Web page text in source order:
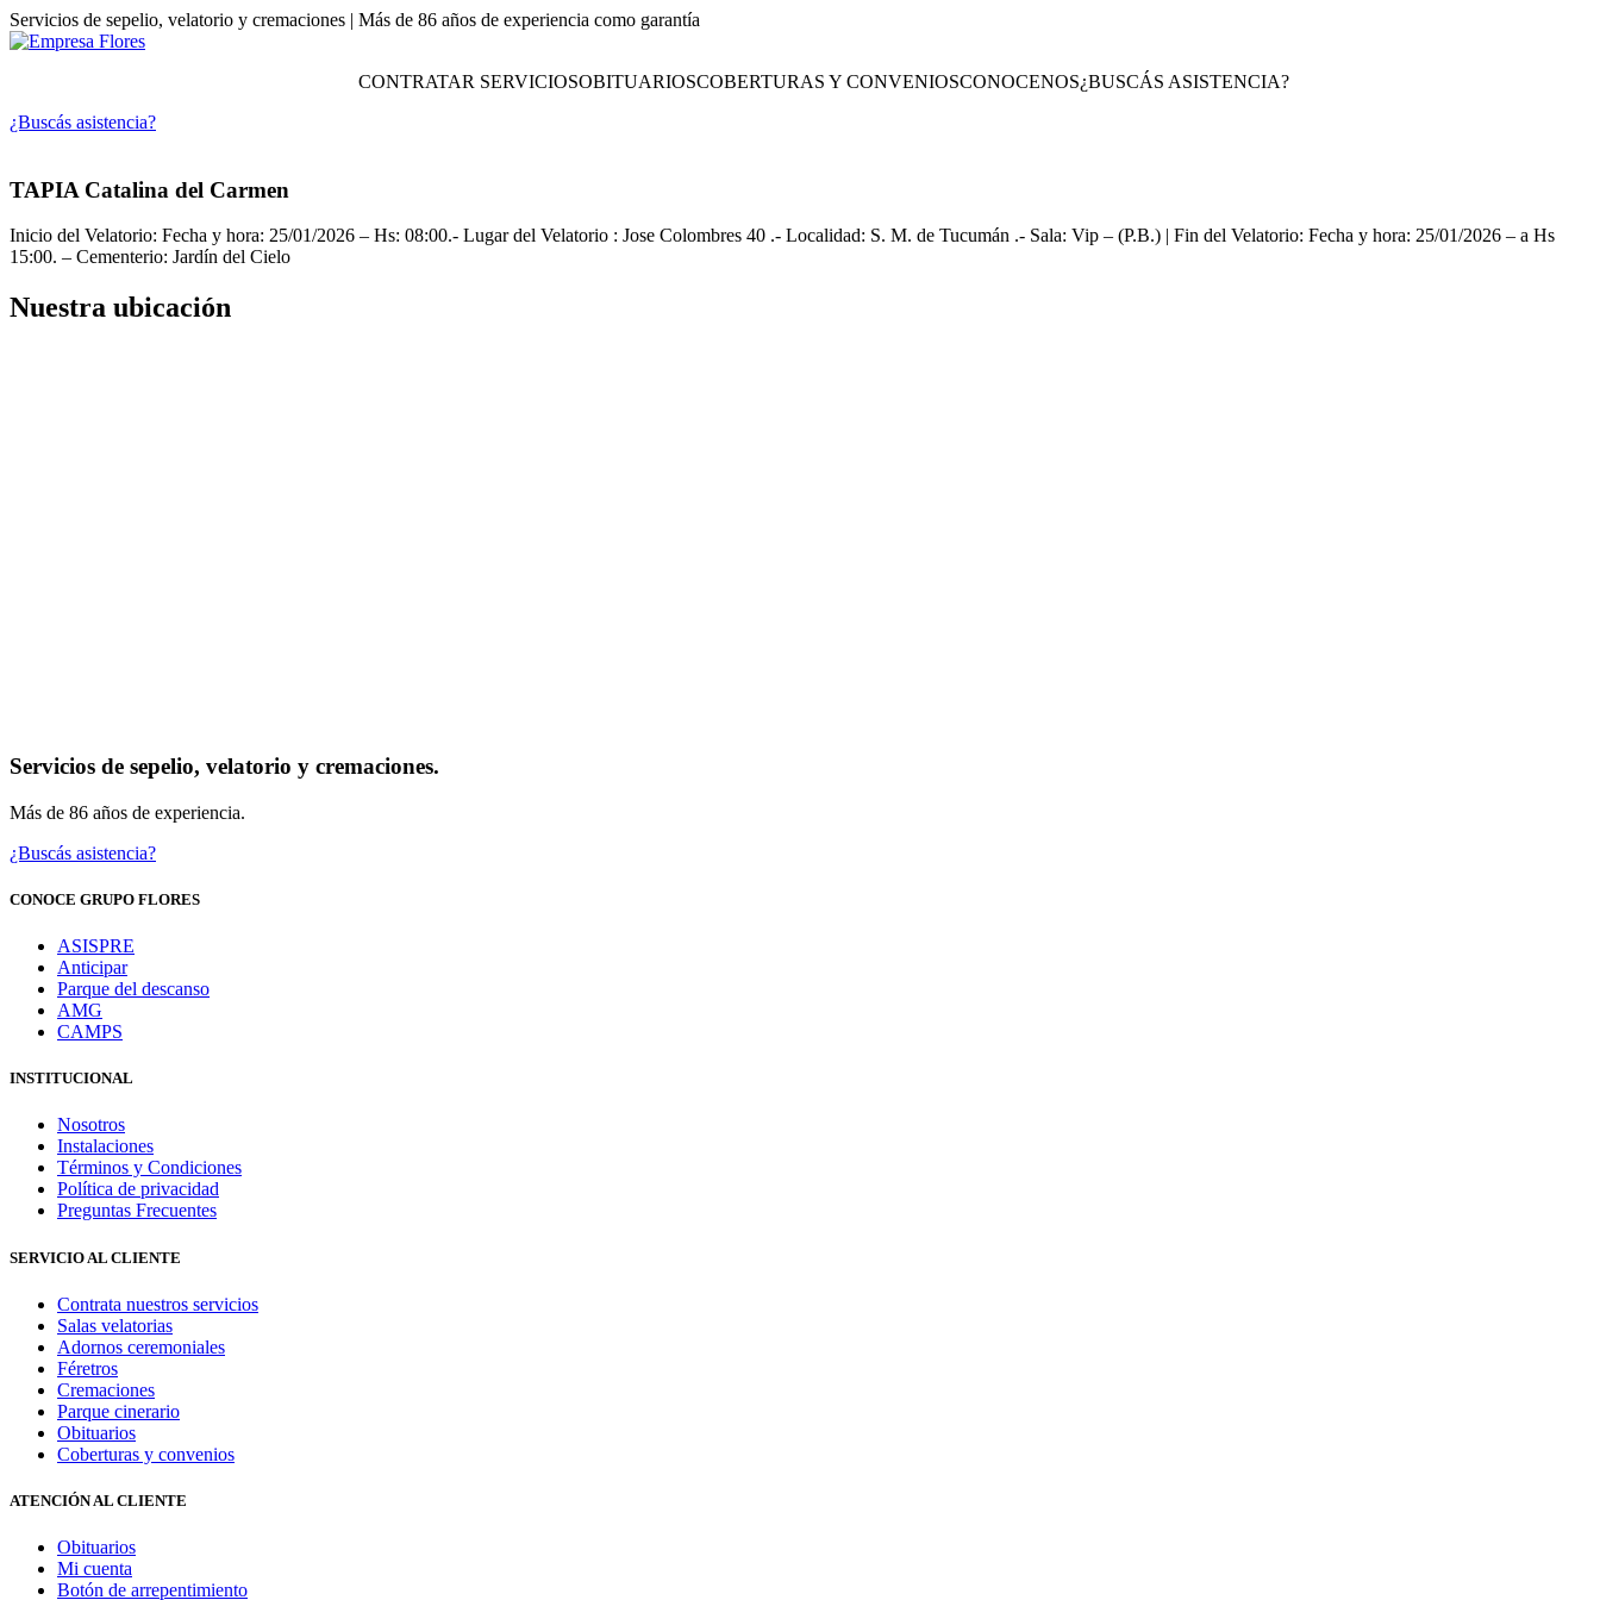
Servicios de sepelio, velatorio y cremaciones | Más de 86 años de experiencia como garantía
CONTRATAR SERVICIOSOBITUARIOSCOBERTURAS Y CONVENIOSCONOCENOS¿BUSCÁS ASISTENCIA?
¿Buscás asistencia?
TAPIA Catalina del Carmen
Inicio del Velatorio: Fecha y hora: 25/01/2026 – Hs: 08:00.- Lugar del Velatorio : Jose Colombres 40 .- Localidad: S. M. de Tucumán .- Sala: Vip – (P.B.) | Fin del Velatorio: Fecha y hora: 25/01/2026 – a Hs
15:00. – Cementerio: Jardín del Cielo
Nuestra ubicación
Servicios de sepelio, velatorio y cremaciones.
Más de 86 años de experiencia.
¿Buscás asistencia?
CONOCE GRUPO FLORES
ASISPRE
Anticipar
Parque del descanso
AMG
CAMPS
INSTITUCIONAL
Nosotros
Instalaciones
Términos y Condiciones
Política de privacidad
Preguntas Frecuentes
SERVICIO AL CLIENTE
Contrata nuestros servicios
Salas velatorias
Adornos ceremoniales
Féretros
Cremaciones
Parque cinerario
Obituarios
Coberturas y convenios
ATENCIÓN AL CLIENTE
Obituarios
Mi cuenta
Botón de arrepentimiento